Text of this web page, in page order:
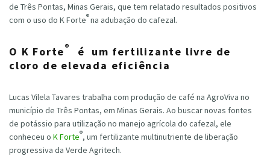
de Três Pontas, Minas Gerais, que tem relatado resultados positivos
com o uso do K Forte®na adubação do cafezal.
O K Forte®
é um fertilizante livre de
cloro de elevada eficiência
Lucas Vilela Tavares trabalha com produção de café na AgroViva no
município de Três Pontas, em Minas Gerais. Ao buscar novas fontes
de potássio para utilização no manejo agrícola do cafezal, ele
conheceu o K Forte®, um fertilizante multinutriente de liberação
progressiva da Verde Agritech.